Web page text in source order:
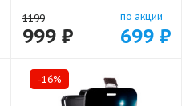
1199
999 ₽
по акции
699 ₽
-16%